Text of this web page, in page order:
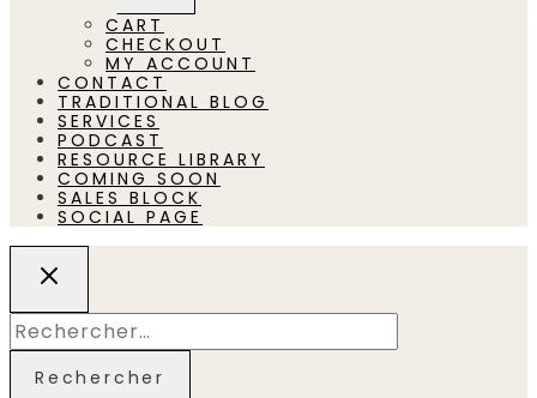
menu
CART
CHECKOUT
MY ACCOUNT
CONTACT
TRADITIONAL BLOG
SERVICES
PODCAST
RESOURCE LIBRARY
COMING SOON
SALES BLOCK
SOCIAL PAGE
Rechercher :